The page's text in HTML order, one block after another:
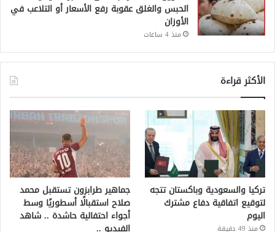
الحبس والغلق عقوبة رفع الأسعار أو التلاعب في
الأوزان
منذ 4 ساعات
الأكثر قراءة
تركيا والسعودية وباكستان تتجه
لتوقيع اتفاقية دفاع مشترك
اليوم
منذ 49 دقيقة
جماهير طرابزون تستقبل محمد
صلاح استقبالًا أسطوريًا وسط
أجواء احتفالية حاشدة .. شاهد
الفيديو ..